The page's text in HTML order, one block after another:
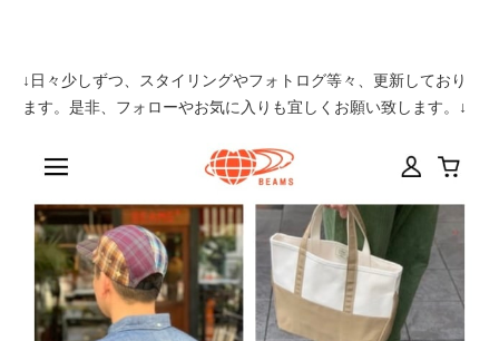
↓日々少しずつ、スタイリングやフォトログ等々、更新しており
ます。是非、フォローやお気に入りも宜しくお願い致します。↓